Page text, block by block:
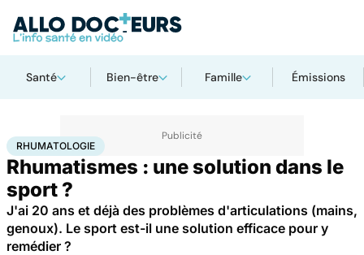
Santé Bien-être Famille Émissions
AccueilBien-êtreSport santé Rhumatologie
RHUMATOLOGIE
Rhumatismes : une solution dans le
sport ?
J'ai 20 ans et déjà des problèmes d'articulations (mains,
genoux). Le sport est-il une solution efficace pour y
remédier ?